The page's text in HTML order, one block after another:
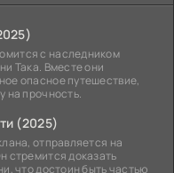
с наследником
Така. Вместе они
опасное путешествие,
на прочность.
(2025)
отправляется на
стремится доказать
что достоин быть частью